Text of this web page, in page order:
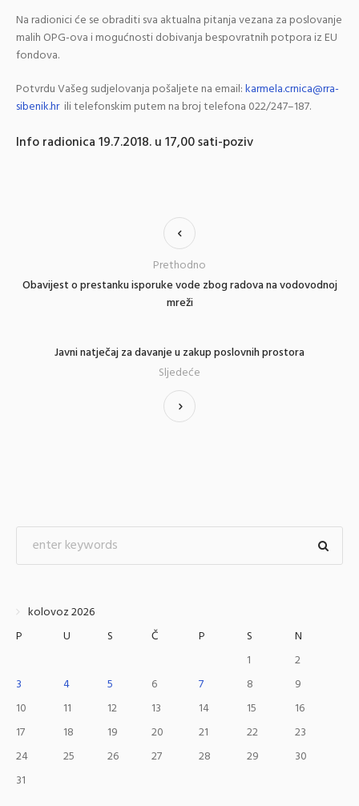
Na radionici će se obraditi sva aktualna pitanja vezana za poslovanje
malih OPG-ova i mogućnosti dobivanja bespovratnih potpora iz EU
fondova.
Potvrdu Vašeg sudjelovanja pošaljete na email:karmela.crnica@rra-
sibenik.hrili telefonskim putem na broj telefona 022/247–187.
Info radionica 19.7.2018. u 17,00 sati-poziv
Obavijest o prestanku isporuke vode zbog radova na vodovodnoj
mreži
Prethodno
Javni natječaj za davanje u zakup poslovnih prostora
Sljedeće
kolovoz 2026
P
U S Č P S
N
1
2
3
4 5 6 7 8
9
10
11 12 13 14 15
16
17
18 19 20 21 22
23
24
25 26 27 28 29
30
31